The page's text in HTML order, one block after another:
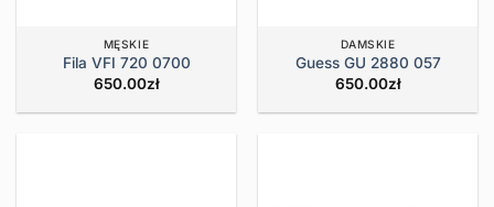
MĘSKIE
Fila VFI 720 0700
650.00zł
DAMSKIE
Guess GU 2880 057
650.00zł